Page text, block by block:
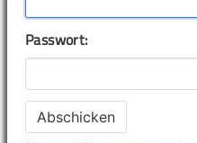
Passwort: